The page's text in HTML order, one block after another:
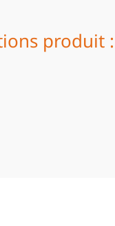
produit :